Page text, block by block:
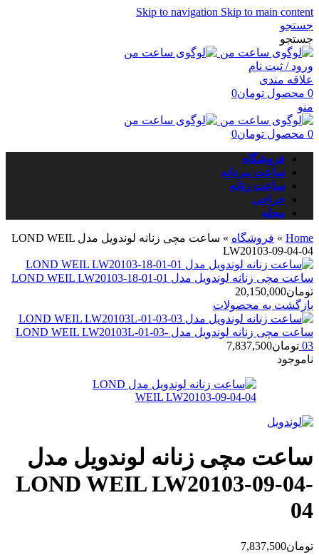
Skip to navigation Skip to main content
جستجو
جستجو
ورود / ثبت نام
علاقه مندی
0 محصول تومان0
منو
0 محصول تومان0
فروشگاه
ساعت مردانه
ساعت زنانه
حراجی
مجله
Home
» فروشگاه »
ساعت مچی زنانه لوندویل مدل LOND WEIL
LW20103-09-04-04
ساعت مچی زنانه لوندویل مدل LOND WEIL LW20103-18-01-01
تومان20,150,000
بازگشت به محصولات
ساعت مچی زنانه لوندویل مدل LOND WEIL LW20103L-01-03-
03 تومان7,837,500
ناموجود
ساعت مچی زنانه لوندویل مدل
LOND WEIL LW20103-09-04-
04
تومان7,837,500